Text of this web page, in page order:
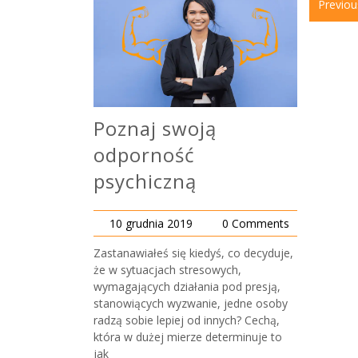
Poznaj swoją
odporność
psychiczną
10 grudnia 2019
0 Comments
Zastanawiałeś się kiedyś, co decyduje,
że w sytuacjach stresowych,
wymagających działania pod presją,
stanowiących wyzwanie, jedne osoby
radzą sobie lepiej od innych? Cechą,
która w dużej mierze determinuje to
jak